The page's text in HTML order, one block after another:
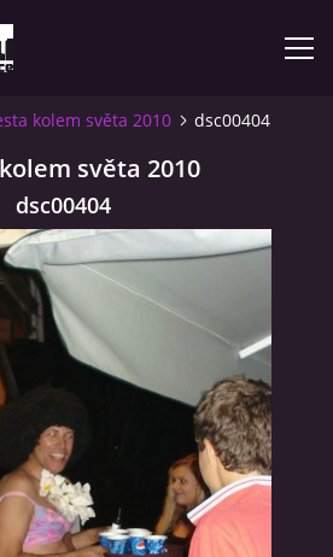
- VIDEO
- ČLÁNEK Z ROZDROJOVICKÉ
- VIDEO
kolem světa 2010 dsc00404
světa 2010
dsc00404